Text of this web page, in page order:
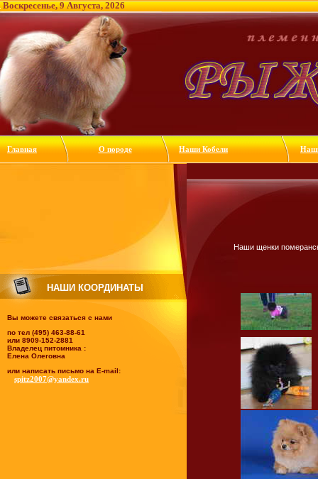
Воскресенье, 9 Августа, 2026
Главная О породе Наши Кобели
НАШИ КООРДИНАТЫ
Вы можете связаться с нами
по тел (495) 463-88-61
или 8909-152-2881
Владелец питомника :
Елена Олеговна
или написать письмо на E-mail:
spitz2007@yandex.ru
Наши щенки